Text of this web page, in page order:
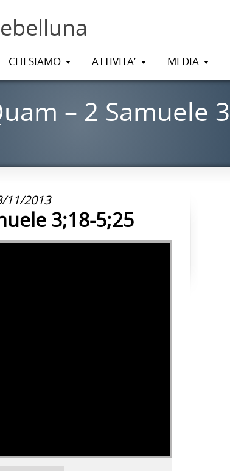
CHI SIAMO ATTIVITA’ MEDIA
– 2 Samuele
11/2013
3;18-5;25